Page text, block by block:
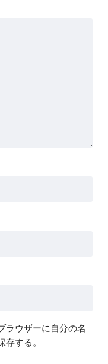
ラウザーに自分の名
する。